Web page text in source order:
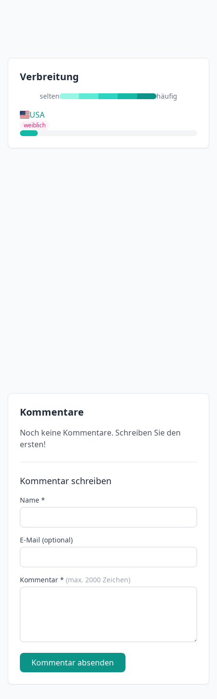
Verbreitung
selten häufig
USA
weiblich
Kommentare
Noch keine Kommentare. Schreiben Sie den
ersten!
Kommentar schreiben
Name *
E-Mail (optional)
Kommentar * (max. 2000 Zeichen)
Kommentar absenden